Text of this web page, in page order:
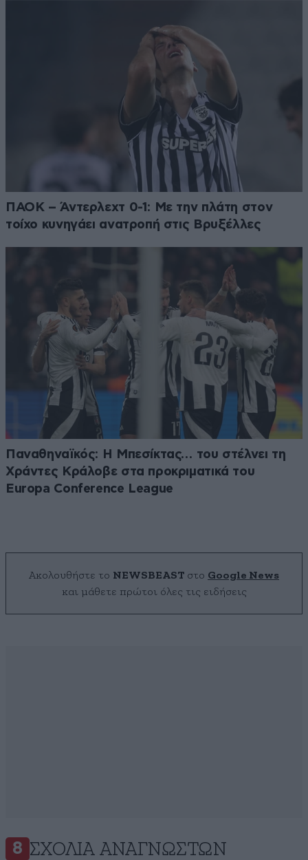
ΠΑΟΚ – Άντερλεχτ 0-1: Με την πλάτη στον
τοίχο κυνηγάει ανατροπή στις Βρυξέλλες
Παναθηναϊκός: Η Μπεσίκτας… του στέλνει τη
Χράντες Κράλοβε στα προκριματικά του
Europa Conference League
Ακολουθήστε το NEWSBEAST στο Google News
και μάθετε πρώτοι όλες τις ειδήσεις
8 ΣΧΌΛΙΑ ΑΝΑΓΝΩΣΤΏΝ